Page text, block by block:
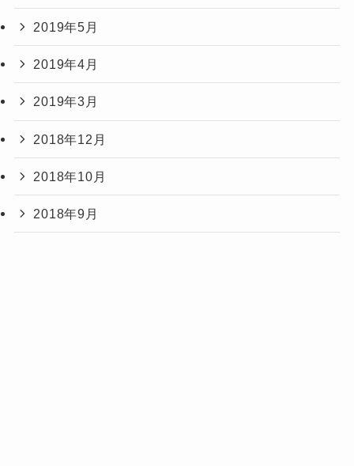
2019年5月
2019年4月
2019年3月
2018年12月
2018年10月
2018年9月